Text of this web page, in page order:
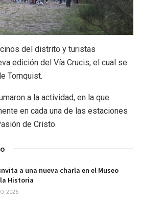
del distrito y turistas
edición del Vía Crucis, el cual se
Tornquist.
a la actividad, en la que
en cada una de las estaciones
de Cristo.
a una nueva charla en el Museo
Historia
2026